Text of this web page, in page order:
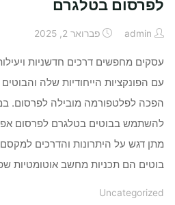
לפרסום בטלגרם
admin פברואר 2, 2025
עסקים מחפשים דרכים חדשניות
עם הפונקציות הייחודיות שלה
הפכה לפלטפורמה מובילה לפרסום.
להשתמש בבוטים בטלגרם לפרסום
מתן דגש על היתרונות והדרכים
בוטים הם תכניות מחשב אוטומטיות
Uncategorized